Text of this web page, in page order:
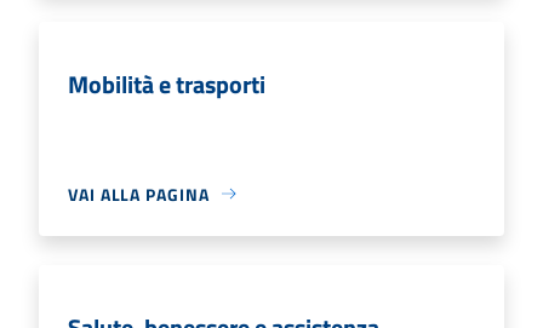
Mobilità e trasporti
VAI ALLA PAGINA